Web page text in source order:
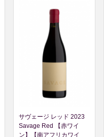
サヴェージ レッド 2023
Savage Red 【赤ワイ
ン】【南アフリカワイ